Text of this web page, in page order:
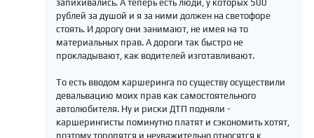
запихивались. А теперь есть люди, у которых 500
рублей за душой и я за ними должен на светофоре
стоять. И дорогу они занимают, не имея на то
материальных прав. А дороги так быстро не
прокладывают, как водителей изготавливают.
То есть вводом каршеринга по существу осуществили
девальвацию моих прав как самостоятельного
автолюбителя. Ну и риски ДТП подняли -
каршерингисты поминутно платят и сэкономить хотят,
поэтому торопятся и неуважительно относятся к